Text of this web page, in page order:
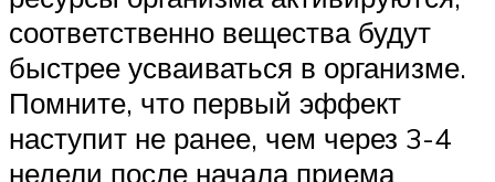
соответственно вещества будут
быстрее усваиваться в организме.
Помните, что первый эффект
наступит не ранее, чем через 3-4
недели после начала приема